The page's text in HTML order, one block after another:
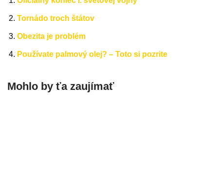
Tornádo troch štátov
Obezita je problém
Používate palmový olej? – Toto si pozrite
Mohlo by ťa zaujímať